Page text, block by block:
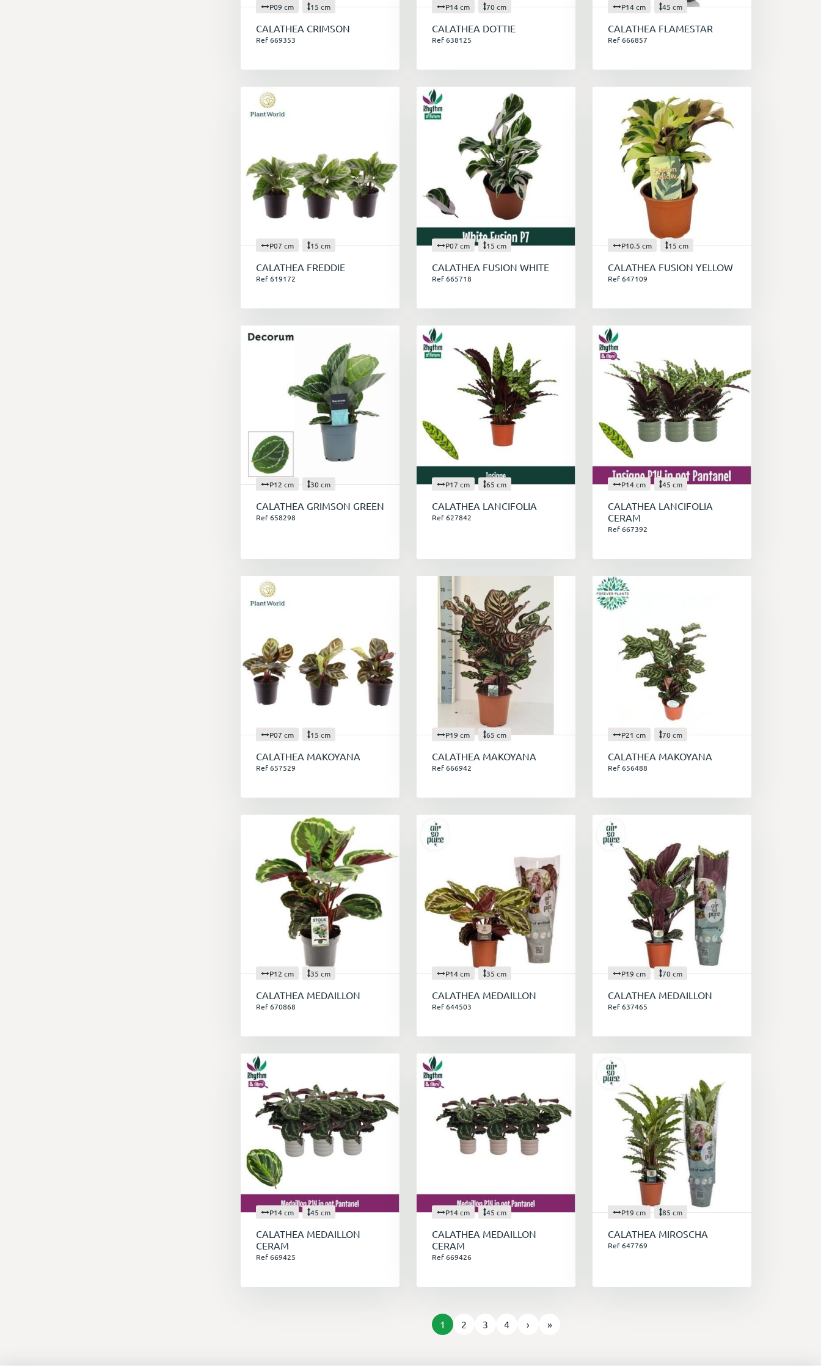
P09 cm 15 cm
CALATHEA CRIMSON
Ref 669353
P14 cm 70 cm
CALATHEA DOTTIE
Ref 638125
P14 cm 45 cm
CALATHEA FLAMESTAR
Ref 666857
P07 cm 15 cm
CALATHEA FREDDIE
Ref 619172
P07 cm 15 cm
CALATHEA FUSION WHITE
Ref 665718
P10.5 cm 15 cm
CALATHEA FUSION YELLOW
Ref 647109
P12 cm 30 cm
CALATHEA GRIMSON GREEN
Ref 658298
P17 cm 65 cm
CALATHEA LANCIFOLIA
Ref 627842
P14 cm 45 cm
CALATHEA LANCIFOLIA
CERAM
Ref 667392
P07 cm 15 cm
CALATHEA MAKOYANA
Ref 657529
P19 cm 65 cm
CALATHEA MAKOYANA
Ref 666942
P21 cm 70 cm
CALATHEA MAKOYANA
Ref 656488
P12 cm 35 cm
CALATHEA MEDAILLON
Ref 670868
P14 cm 35 cm
CALATHEA MEDAILLON
Ref 644503
P19 cm 70 cm
CALATHEA MEDAILLON
Ref 637465
P14 cm 45 cm
CALATHEA MEDAILLON
CERAM
Ref 669425
P14 cm 45 cm
CALATHEA MEDAILLON
CERAM
Ref 669426
P19 cm 85 cm
CALATHEA MIROSCHA
Ref 647769
1 2 3 4 › »